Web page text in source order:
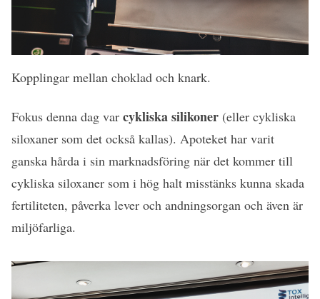
Kopplingar mellan choklad och knark.
Fokus denna dag var cykliska silikoner (eller cykliska
siloxaner som det också kallas). Apoteket har varit
ganska hårda i sin marknadsföring när det kommer till
cykliska siloxaner som i hög halt misstänks kunna skada
fertiliteten, påverka lever och andningsorgan och även är
miljöfarliga.